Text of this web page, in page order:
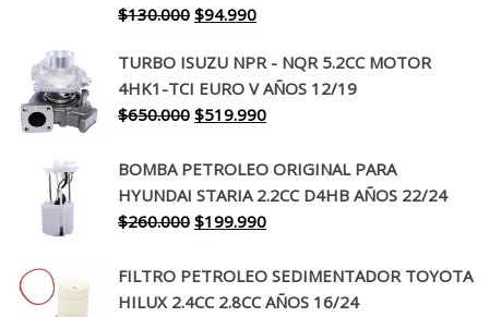
$130.000 El
original
era:
$130.000.
$94.990El
actual
es:
$94.990.
TURBO ISUZU NPR - NQR 5.2CC MOTOR
4HK1-TCI EURO V AÑOS 12/19
$650.000 El
original
era:
$650.000.
$519.990El
actual
es:
$519.990.
BOMBA PETROLEO ORIGINAL PARA
HYUNDAI STARIA 2.2CC D4HB AÑOS 22/24
$260.000 El
original
era:
$199.990El
actual
es:
FILTRO PETROLEO SEDIMENTADOR TOYOTA
HILUX 2.4CC 2.8CC AÑOS 16/24